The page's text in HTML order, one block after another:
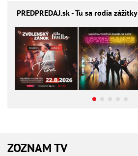
PREDPREDAJ.sk - Tu sa rodia zážitky
ZOZNAM TV